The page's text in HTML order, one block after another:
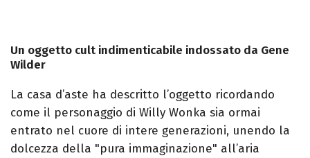
Un oggetto cult indimenticabile indossato da Gene
Wilder
La casa d’aste ha descritto l’oggetto ricordando
come il personaggio di Willy Wonka sia ormai
entrato nel cuore di intere generazioni, unendo la
dolcezza della "pura immaginazione" all’aria